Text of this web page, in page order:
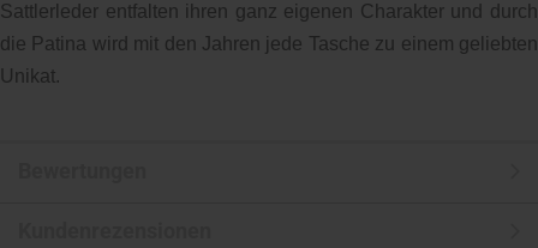
Sattlerleder entfalten ihren ganz eigenen Charakter und durch
die Patina wird mit den Jahren jede Tasche zu einem geliebten
Unikat.